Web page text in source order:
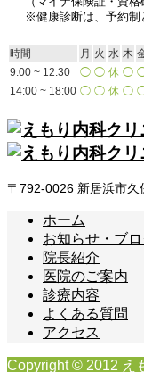
※健康診断は、予約制
時間 月 火 水 木
9:00 ~ 12:30
◯ ◯ 休 ◯
14:00 ~ 18:00 ◯ ◯ 休 ◯
〒792-0026 新居浜市
ホーム
お知らせ・ブ
院長紹介
医院のご案内
診療内容
よくある質問
アクセス
Copyright © 2012 え